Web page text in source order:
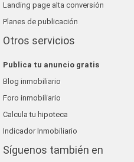
Landing page alta conversión
Planes de publicación
Otros servicios
Publica tu anuncio gratis
Blog inmobiliario
Foro inmobiliario
Calcula tu hipoteca
Indicador Inmobiliario
Síguenos también en